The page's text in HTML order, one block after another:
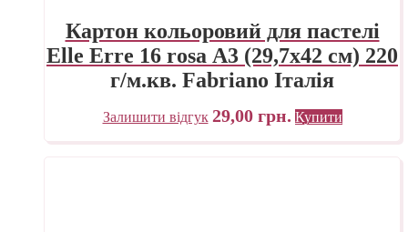
Картон кольоровий для пастелі
Elle Erre 16 rosa А3 (29,7х42 см) 220
г/м.кв. Fabriano Італія
Залишити відгук 29,00 грн. Купити